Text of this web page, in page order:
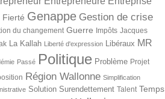
Fierté Genappe Gestion de crise
du changement Guerre Impôts Jacques
La Kallah Liberté d'expression Libéraux MR
Passé Politique Problème Projet
Région Wallonne Simplification
Solution Surendettement Talent Temps